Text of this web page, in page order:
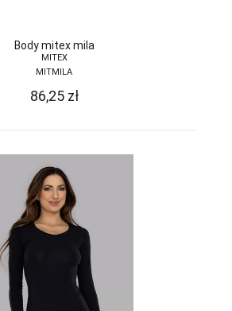
SENSIS
SOTEX
SPAIO
STEVEN
SZATA
TAK
Body mitex mila
MITEX
MITMILA
86,25 zł